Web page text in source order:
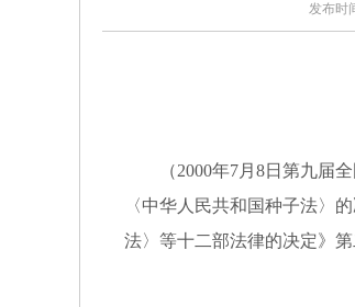
发布时
（2000年7月8日第九届全
〈中华人民共和国种子法〉
法〉等十二部法律的决定》